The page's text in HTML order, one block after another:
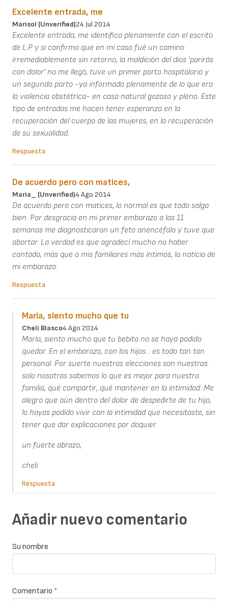
Excelente entrada, me
Marisol (unverified)24 Jul 2014
Excelente entrada, me identifico plenamente con el escrito
de L.P. y si confirmo que en mi caso fué un camino
irremediablemente sin retorno, la maldición del dios 'parirás
con dolor' no me llegó, tuve un primer parto hospitalario y
un segundo parto -ya informada plenamente de lo que era
la violencia obstétrica- en casa natural gozoso y pleno. Este
tipo de entradas me hacen tener esperanza en la
recuperación del cuerpo de las mujeres, en la recuperación
de su sexualidad.
Respuesta
De acuerdo pero con matices,
Maria_ (unverified)4 Ago 2014
De acuerdo pero con matices, lo normal es que todo salga
bien. Por desgracia en mi primer embarazo a las 11
semanas me diagnosticaron un feto anencéfalo y tuve que
abortar. La verdad es que agradecí mucho no haber
contado, más que a mis familiares más íntimos, la noticia de
mi embarazo.
Respuesta
María, siento mucho que tu
Cheli Blasco4 Ago 2014
María, siento mucho que tu bebito no se haya podido
quedar. En el embarazo, con los hijos... es todo tan tan
personal. Por suerte nuestras elecciones son nuestras.
solo nosotras sabemos lo que es mejor para nuestra
familia, qué compartir, qué mantener en la intimidad. Me
alegro que aún dentro del dolor de despedirte de tu hijo,
lo hayas podido vivir con la intimidad que necesitaste, sin
tener que dar explicaciones por doquier.
un fuerte abrazo,
cheli
Respuesta
Añadir nuevo comentario
Su nombre
Comentario *